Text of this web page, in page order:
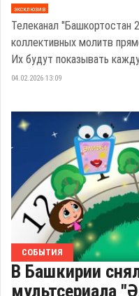
эксклюзив
Телеканал "Башкортостан
коллективных молитв
Их будут показывать
04.02.2026 13:09
СОБЫТИЯ
В Башкирии
мультсериала